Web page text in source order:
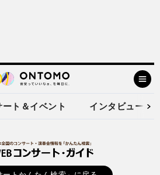
ート＆イベント インタビュー